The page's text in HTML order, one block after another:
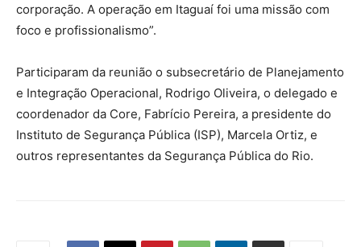
corporação. A operação em Itaguaí foi uma missão com
foco e profissionalismo”.
Participaram da reunião o subsecretário de Planejamento
e Integração Operacional, Rodrigo Oliveira, o delegado e
coordenador da Core, Fabrício Pereira, a presidente do
Instituto de Segurança Pública (ISP), Marcela Ortiz, e
outros representantes da Segurança Pública do Rio.